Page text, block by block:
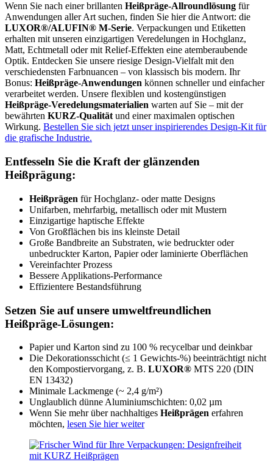
Wenn Sie nach einer brillanten Heißpräge-Allroundlösung für
Anwendungen aller Art suchen, finden Sie hier die Antwort: die
LUXOR®/ALUFIN® M-Serie. Verpackungen und Etiketten
erhalten mit unseren einzigartigen Veredelungen in Hochglanz,
Matt, Echtmetall oder mit Relief-Effekten eine atemberaubende
Optik. Entdecken Sie unsere riesige Design-Vielfalt mit den
verschiedensten Farbnuancen – von klassisch bis modern. Ihr
Bonus: Heißpräge-Anwendungen können schneller und einfacher
verarbeitet werden. Unsere flexiblen und kostengünstigen
Heißpräge-Veredelungsmaterialien warten auf Sie – mit der
bewährten KURZ-Qualitätund einer maximalen optischen
Wirkung. Bestellen Sie sich jetzt unser inspirierendes Design-Kit für
die grafische Industrie.
Entfesseln Sie die Kraft der glänzenden
Heißprägung:
Heißprägen für Hochglanz- oder matte Designs
Unifarben, mehrfarbig, metallisch oder mit Mustern
Einzigartige haptische Effekte
Von Großflächen bis ins kleinste Detail
Große Bandbreite an Substraten, wie bedruckter oder
unbedruckter Karton, Papier oder laminierte Oberflächen
Vereinfachter Prozess
Bessere Applikations-Performance
Effizientere Bestandsführung
Setzen Sie auf unsere umweltfreundlichen
Heißpräge-Lösungen:
Papier und Karton sind zu 100 % recycelbar und deinkbar
Die Dekorationsschicht (≤ 1 Gewichts-%) beeinträchtigt nicht
den Kompostiervorgang, z. B. LUXOR® MTS 220 (DIN
EN 13432)
Minimale Lackmenge (~ 2,4 g/m²)
Unglaublich dünne Aluminiumschichten: 0,02 µm
Wenn Sie mehr über nachhaltiges Heißprägen erfahren
möchten, lesen Sie hier weiter